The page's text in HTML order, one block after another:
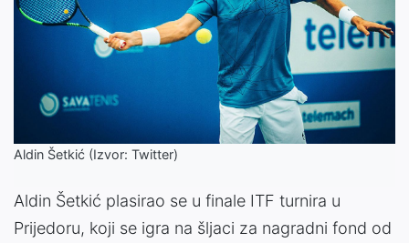
Aldin Šetkić (Izvor: Twitter)
Aldin Šetkić plasirao se u finale ITF turnira u
Prijedoru, koji se igra na šljaci za nagradni fond od